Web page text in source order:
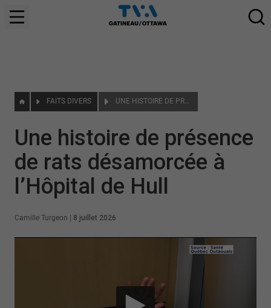
FAITS DIVERS UNE HISTOIRE DE PRÉSENCE DE RATS DÉSAMORCÉE À L’HÔPITAL DE HULL
Une histoire de présence
de rats désamorcée à
l’Hôpital de Hull
Camille Turgeon 8 juillet 2026